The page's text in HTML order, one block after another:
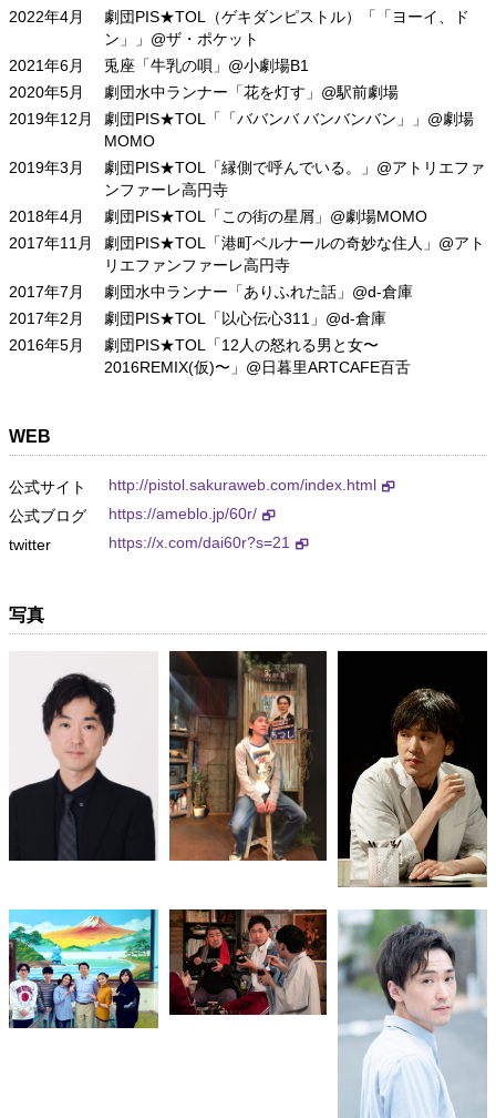
2022年4月
劇団PIS★TOL（ゲキダンピストル）「「ヨーイ、ド
ン」」@ザ・ポケット
2021年6月
兎座「牛乳の唄」@小劇場B1
2020年5月
劇団水中ランナー「花を灯す」@駅前劇場
2019年12月
劇団PIS★TOL「「ババンバ バンバンバン」」@劇場
MOMO
2019年3月
劇団PIS★TOL「縁側で呼んでいる。」@アトリエファ
ンファーレ高円寺
2018年4月
劇団PIS★TOL「この街の星屑」@劇場MOMO
2017年11月
劇団PIS★TOL「港町ベルナールの奇妙な住人」@アト
リエファンファーレ高円寺
2017年7月
劇団水中ランナー「ありふれた話」@d-倉庫
2017年2月
劇団PIS★TOL「以心伝心311」@d-倉庫
2016年5月
劇団PIS★TOL「12人の怒れる男と女〜
2016REMIX(仮)〜」@日暮里ARTCAFE百舌
WEB
公式サイト
http://pistol.sakuraweb.com/index.html
公式ブログ
https://ameblo.jp/60r/
twitter
https://x.com/dai60r?s=21
写真